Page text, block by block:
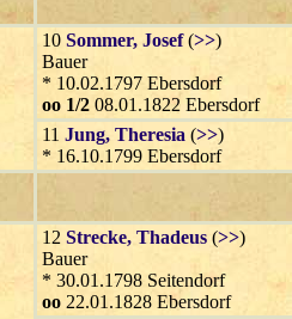
10 Sommer, Josef(>>)
Bauer
* 10.02.1797 Ebersdorf
oo 1/2 08.01.1822 Ebersdorf
11 Jung, Theresia (>>)
* 16.10.1799 Ebersdorf
12 Strecke, Thadeus (>>)
Bauer
* 30.01.1798 Seitendorf
oo 22.01.1828 Ebersdorf